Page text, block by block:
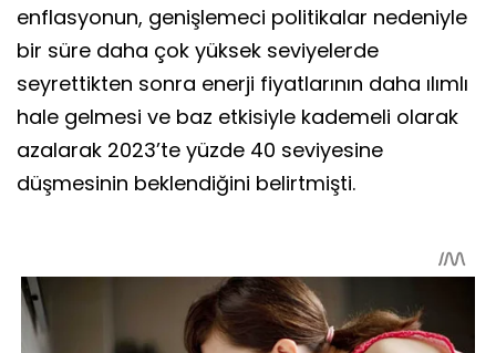
enflasyonun, genişlemeci politikalar nedeniyle
bir süre daha çok yüksek seviyelerde
seyrettikten sonra enerji fiyatlarının daha ılımlı
hale gelmesi ve baz etkisiyle kademeli olarak
azalarak 2023’te yüzde 40 seviyesine
düşmesinin beklendiğini belirtmişti.